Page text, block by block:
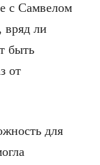
с Самвелом
вряд ли
быть
от
для